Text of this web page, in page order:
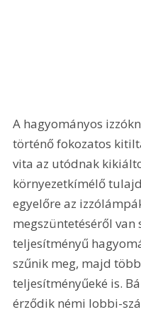
A hagyományos
történő fokozatos
vita az utódnak
környezetkímélő
egyelőre az
megszüntetéséről van
teljesítményű
szűnik meg, majd
teljesítményűeké is.
érződik némi lobbi-